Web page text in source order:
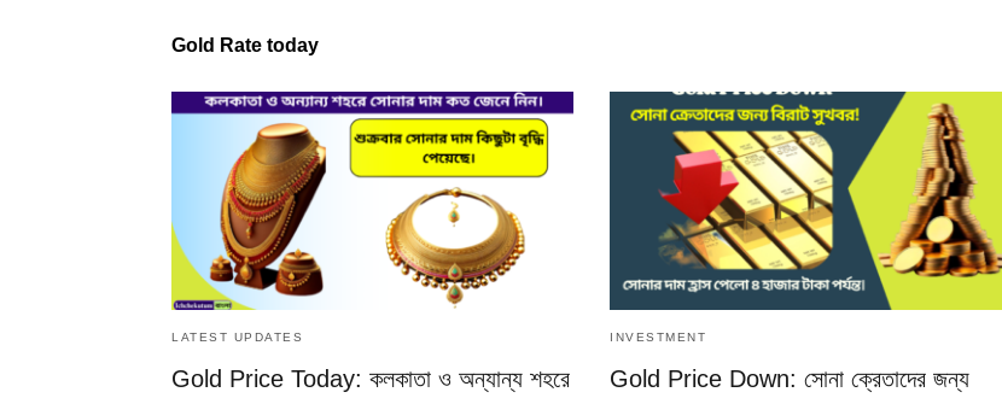
Gold Rate today
LATEST UPDATES
Gold Price Today: কলকাতা ও অন্যান্য শহরে
INVESTMENT
Gold Price Down: সোনা ক্রেতাদের জন্য